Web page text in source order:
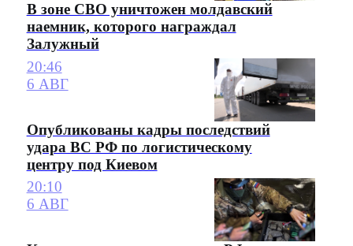
В зоне СВО уничтожен молдавский
наемник, которого награждал
Залужный
20:46
6 АВГ
Опубликованы кадры последствий
удара ВС РФ по логистическому
центру под Киевом
20:10
6 АВГ